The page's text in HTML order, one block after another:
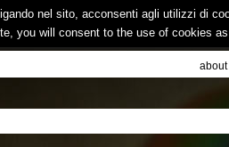
nel sito, acconsenti agli utilizzi di
you will consent to the use of cookies
about